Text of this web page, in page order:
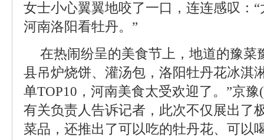
女士小心翼翼地咬了一口，连连感叹：
河南洛阳看牡丹。”
在热闹纷呈的美食节上，地道的豫菜
县吊炉烧饼、灌汤包，洛阳牡丹花冰淇
单TOP10，河南美食太受欢迎了。”京
有关负责人告诉记者，此次不仅展出了
菜品，还推出了可以吃的牡丹花、可以